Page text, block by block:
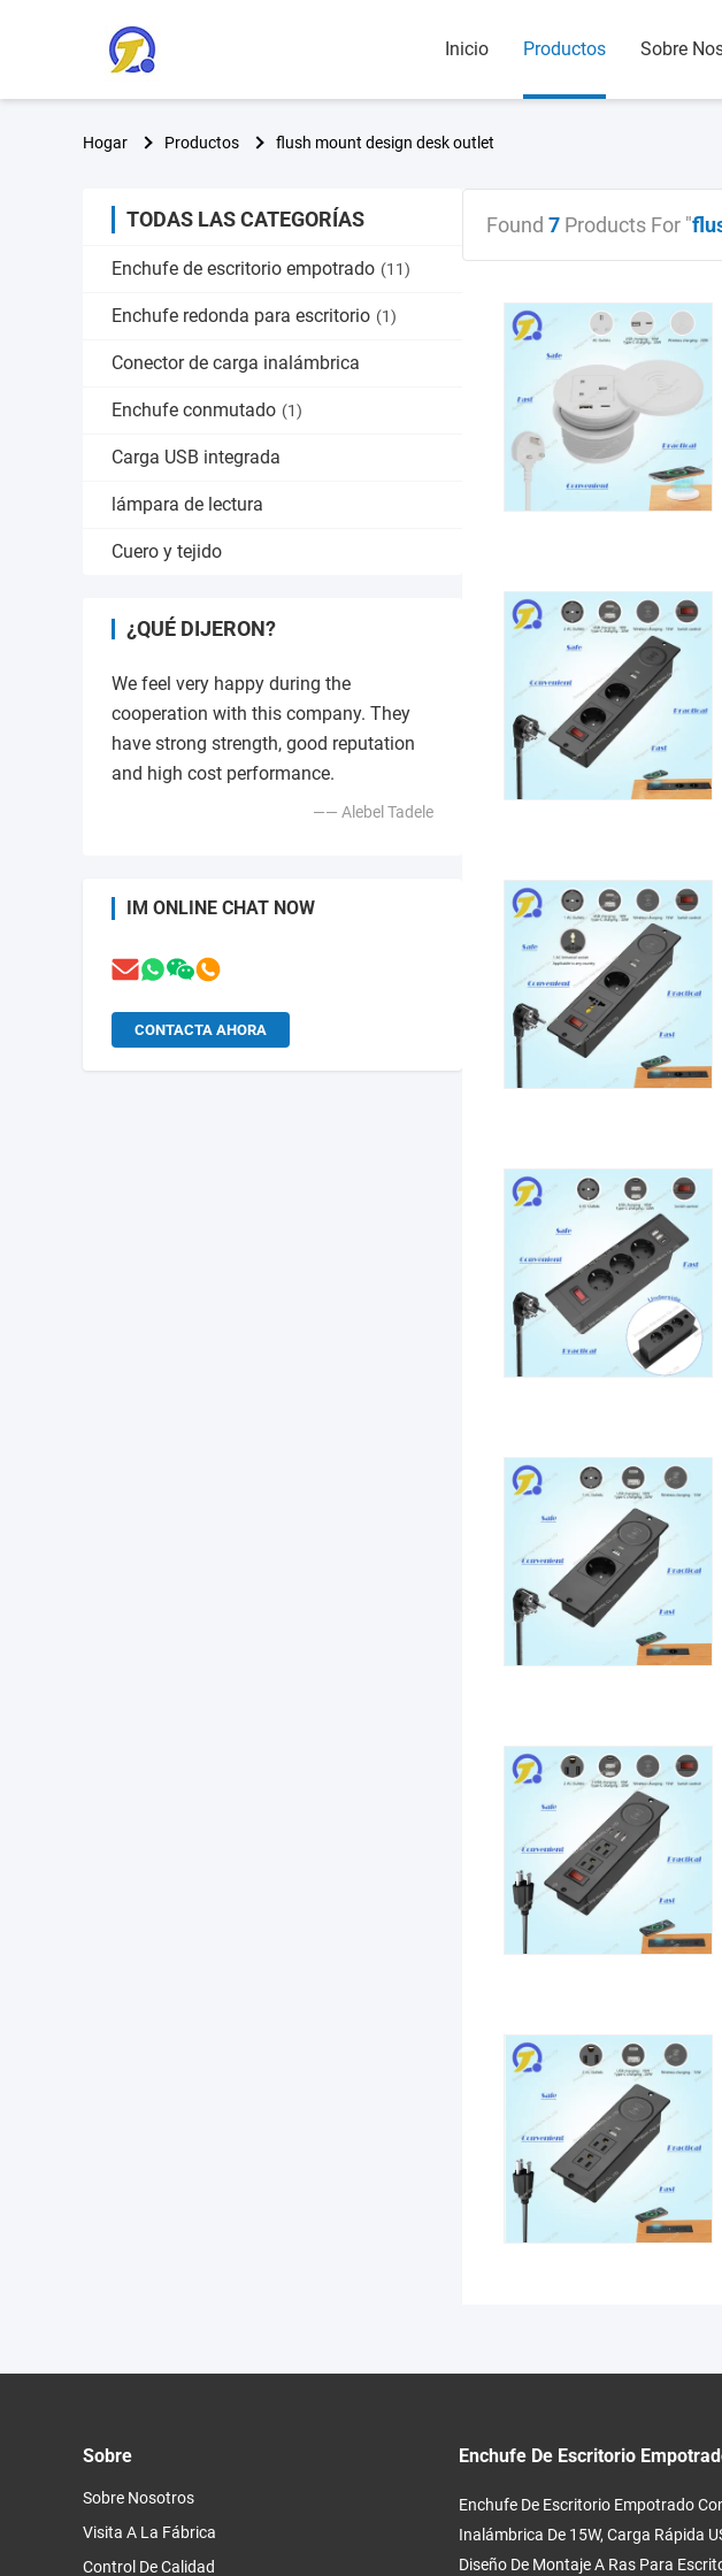
Inicio Productos Sobre
Hogar Productos flush mount design desk outlet
TODAS LAS CATEGORÍAS
Enchufe de escritorio empotrado (11)
Enchufe redonda para escritorio (1)
Conector de carga inalámbrica
Enchufe conmutado (1)
Carga USB integrada
lámpara de lectura
Cuero y tejido
¿QUÉ DIJERON?
We feel very happy during the
cooperation with this company. They
have strong strength, good reputation
and high cost performance.
—— Alebel Tadele
IM ONLINE CHAT NOW
CONTACTA AHORA
Found 7 Products For "
Sobre
Sobre Nosotros
Visita A La Fábrica
Control De Calidad
Enchufe De Escritorio
Enchufe De Escritorio Empotrado
Inalámbrica De 15W, Carga Rápida
Diseño De Montaje A Ras Para